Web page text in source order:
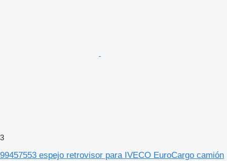
3
99457553 espejo retrovisor para IVECO EuroCargo camión